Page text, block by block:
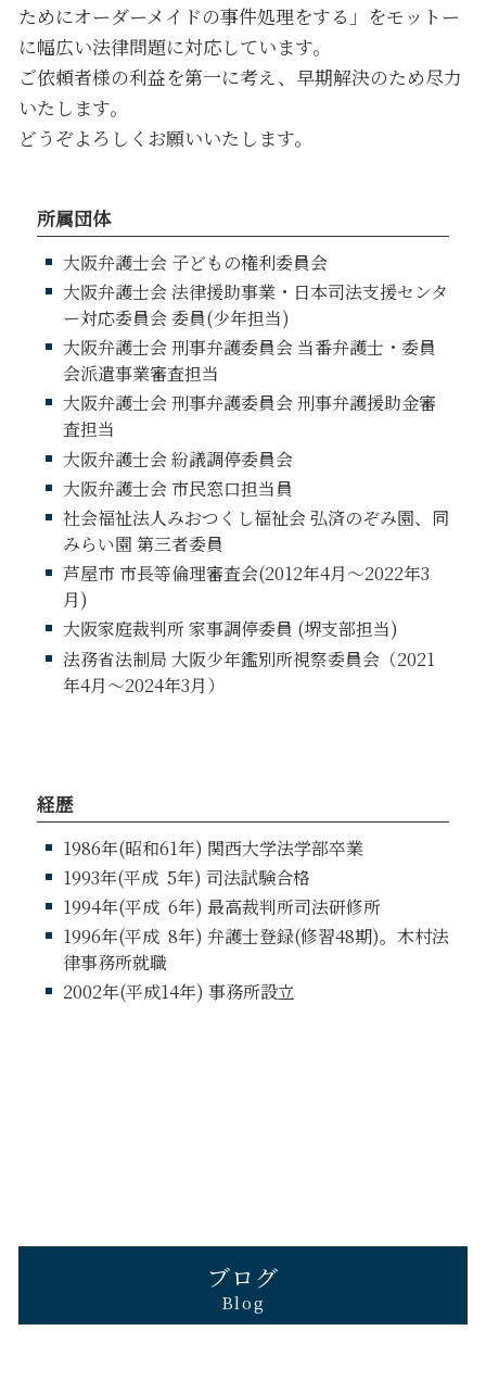
ためにオーダーメイドの事件処理をする」をモットー
に幅広い法律問題に対応しています。
ご依頼者様の利益を第一に考え、早期解決のため尽力
いたします。
どうぞよろしくお願いいたします。
所属団体
大阪弁護士会 子どもの権利委員会
大阪弁護士会 法律援助事業・日本司法支援センタ
ー対応委員会 委員(少年担当)
大阪弁護士会 刑事弁護委員会 当番弁護士・委員
会派遣事業審査担当
大阪弁護士会 刑事弁護委員会 刑事弁護援助金審
査担当
大阪弁護士会 紛議調停委員会
大阪弁護士会 市民窓口担当員
社会福祉法人みおつくし福祉会 弘済のぞみ園、同
みらい園 第三者委員
芦屋市 市長等倫理審査会(2012年4月～2022年3
月)
大阪家庭裁判所 家事調停委員 (堺支部担当)
法務省法制局 大阪少年鑑別所視察委員会（2021
年4月～2024年3月）
経歴
1986年(昭和61年) 関西大学法学部卒業
1993年(平成 5年) 司法試験合格
1994年(平成 6年) 最高裁判所司法研修所
1996年(平成 8年) 弁護士登録(修習48期)。木村法
律事務所就職
2002年(平成14年) 事務所設立
ブログ
Blog